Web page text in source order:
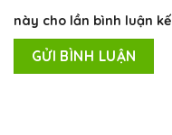
này cho lần bình luận